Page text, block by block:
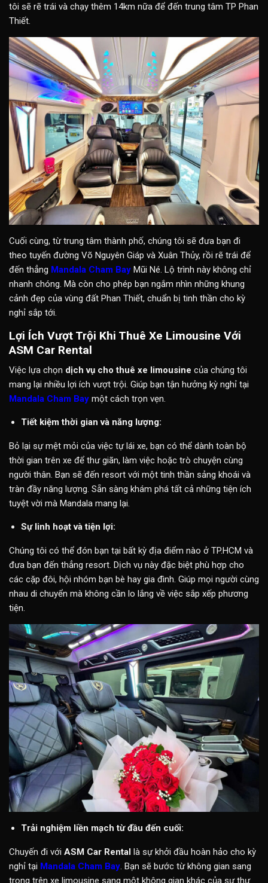
tôi sẽ rẽ trái và chạy thêm 14km nữa để đến trung tâm TP Phan
Thiết.
Cuối cùng, từ trung tâm thành phố, chúng tôi sẽ đưa bạn đi
theo tuyến đường Võ Nguyên Giáp và Xuân Thủy, rồi rẽ trái để
đến thẳng Mandala Cham Bay Mũi Né. Lộ trình này không chỉ
nhanh chóng. Mà còn cho phép bạn ngắm nhìn những khung
cảnh đẹp của vùng đất Phan Thiết, chuẩn bị tinh thần cho kỳ
nghỉ sắp tới.
Lợi Ích Vượt Trội Khi Thuê Xe Limousine Với
ASM Car Rental
Việc lựa chọn dịch vụ cho thuê xe limousine của chúng tôi
mang lại nhiều lợi ích vượt trội. Giúp bạn tận hưởng kỳ nghỉ tại
Mandala Cham Bay một cách trọn vẹn.
Tiết kiệm thời gian và năng lượng:
Bỏ lại sự mệt mỏi của việc tự lái xe, bạn có thể dành toàn bộ
thời gian trên xe để thư giãn, làm việc hoặc trò chuyện cùng
người thân. Bạn sẽ đến resort với một tinh thần sảng khoái và
tràn đầy năng lượng. Sẵn sàng khám phá tất cả những tiện ích
tuyệt vời mà Mandala mang lại.
Sự linh hoạt và tiện lợi:
Chúng tôi có thể đón bạn tại bất kỳ địa điểm nào ở TP.HCM và
đưa bạn đến thẳng resort. Dịch vụ này đặc biệt phù hợp cho
các cặp đôi, hội nhóm bạn bè hay gia đình. Giúp mọi người cùng
nhau di chuyển mà không cần lo lắng về việc sắp xếp phương
tiện.
Trải nghiệm liền mạch từ đầu đến cuối:
Chuyến đi với ASM Car Rental là sự khởi đầu hoàn hảo cho kỳ
nghỉ tại Mandala Cham Bay. Bạn sẽ bước từ không gian sang
trọng trên xe limousine sang một không gian khác của sự thư